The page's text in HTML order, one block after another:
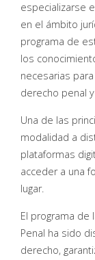
especializarse
en el ámbito
programa de
los
necesarias
derecho penal
Una de las
modalidad a
plataformas
acceder a una
lugar.
El programa de
Penal ha sido
derecho,